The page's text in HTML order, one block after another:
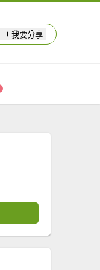
我要分享